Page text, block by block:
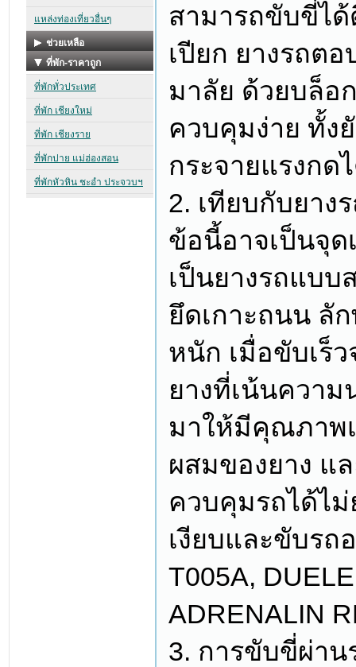
สามารถขับขี่ไ
เปียก ยางรถต
มาลัย ด้วยบล็อ
ควบคุมง่าย ทั้ง
กระจายแรงกด
2. เทียบกับยา
ข้อนี้อาจเป็นจุด
เป็นยางรถแบบ
ยึดเกาะถนน ลั
หนัก เมื่อขับเร็
ยางที่เน้นควา
มาให้มีคุณภาพ
ผสมของยาง แ
ควบคุมรถได้ไ
เงียบและขับรถ
T005A,
ADRENALIN
3. การขับขี่ผ่าน